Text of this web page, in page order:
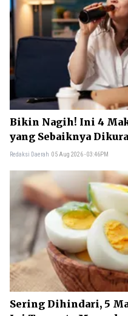
Bikin Nagih! Ini 4
yang Sebaiknya
Redaksi Daerah 05 Aug 2026 - 03:46PM
Sering Dihindari, 5